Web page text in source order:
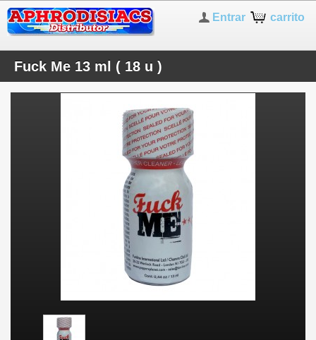
carrito
Entrar
Fuck Me 13 ml ( 18 u )